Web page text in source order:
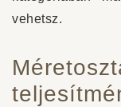
vehetsz.